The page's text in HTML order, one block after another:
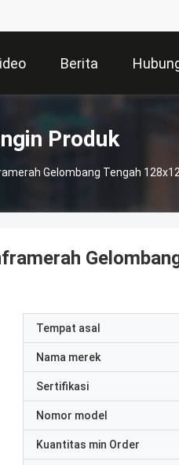
Berita
Produk
Gelombang Tengah
Tempat asal
Nama merek
Sertifikasi
Nomor model
Kuantitas min Order